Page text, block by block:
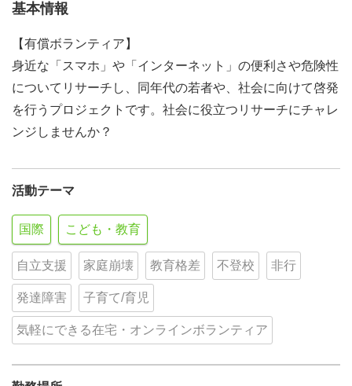
基本情報
【有償ボランティア】
身近な「スマホ」や「インターネット」の便利さや危険性
についてリサーチし、同年代の若者や、社会に向けて啓発
を行うプロジェクトです。社会に役立つリサーチにチャレ
ンジしませんか？
活動テーマ
国際 こども・教育
自立支援 家庭崩壊 教育格差 不登校 非行
発達障害 子育て/育児
気軽にできる在宅・オンラインボランティア